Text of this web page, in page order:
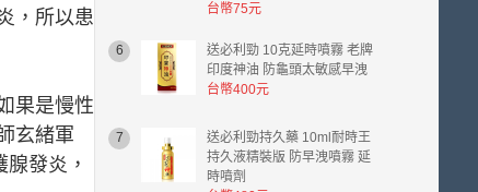
，所以患
果是慢性
玄緒軍
發炎，
台幣75元
6
送必利勁 10克延時噴霧 老牌
印度神油 防龜頭太敏感早洩
台幣400元
7
送必利勁持久藥 10ml耐時王
持久液精裝版 防早洩噴霧 延
時噴劑